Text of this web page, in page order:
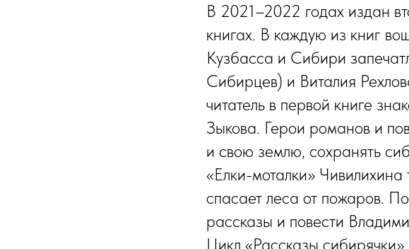
В 2021–2022 годах издан
книгах. В каждую из книг
Кузбасса и Сибири
Сибирцев) и Виталия
читатель в первой книге
Зыкова. Герои романов и
и свою землю, сохранять
«Елки-моталки» Чивилихина
спасает леса от пожаров.
рассказы и повести
Цикл «Рассказы